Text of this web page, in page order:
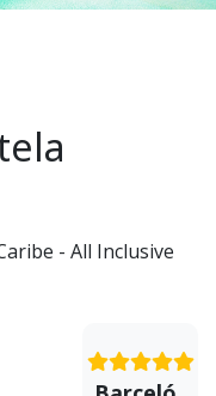
- All Inclusive